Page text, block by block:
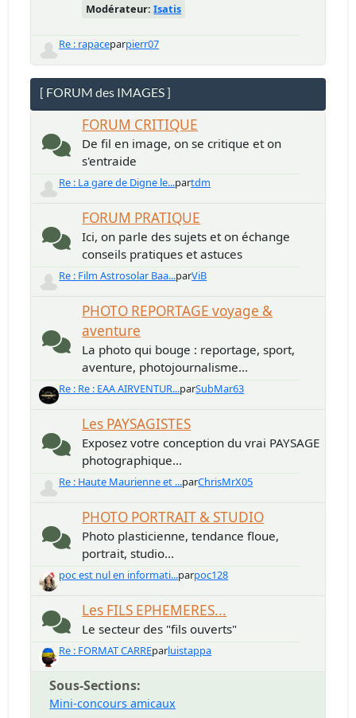
Modérateur:Isatis
Re : rapaceparpierr07
[ FORUM des IMAGES ]
FORUM CRITIQUE
De fil en image, on se critique et on
s'entraide
Re : La gare de Digne le...partdm
FORUM PRATIQUE
Ici, on parle des sujets et on échange
conseils pratiques et astuces
Re : Film Astrosolar Baa...parViB
PHOTO REPORTAGE voyage &
aventure
La photo qui bouge : reportage, sport,
aventure, photojournalisme...
Re : Re : EAA AIRVENTUR...parSubMar63
Les PAYSAGISTES
Exposez votre conception du vrai PAYSAGE
photographique...
Re : Haute Maurienne et ...parChrisMrX05
PHOTO PORTRAIT & STUDIO
Photo plasticienne, tendance floue,
portrait, studio...
poc est nul en informati...parpoc128
Les FILS EPHEMERES...
Le secteur des "fils ouverts"
Re : FORMAT CARREparluistappa
Sous-Sections
Mini-concours amicaux